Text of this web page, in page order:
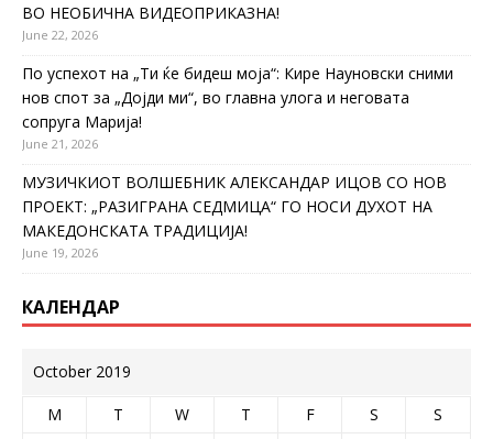
ВО НЕОБИЧНА ВИДЕОПРИКАЗНА!
June 22, 2026
По успехот на „Ти ќе бидеш моја“: Кире Науновски сними
нов спот за „Дојди ми“, во главна улога и неговата
сопруга Марија!
June 21, 2026
МУЗИЧКИОТ ВОЛШЕБНИК АЛЕКСАНДАР ИЦОВ СО НОВ
ПРОЕКТ: „РАЗИГРАНА СЕДМИЦА“ ГО НОСИ ДУХОТ НА
МАКЕДОНСКАТА ТРАДИЦИЈА!
June 19, 2026
КАЛЕНДАР
October 2019
M T W T F S
S